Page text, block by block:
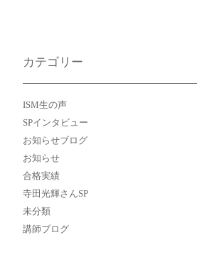
カテゴリー
ISM生の声
SPインタビュー
お知らせブログ
お知らせ
合格実績
寺田光輝さんSP
未分類
講師ブログ